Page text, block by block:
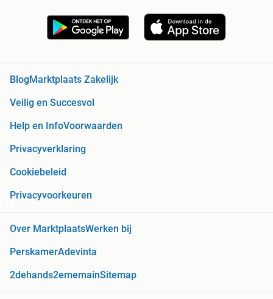
Blog Marktplaats Zakelijk
Veilig en Succesvol
Help en InfoVoorwaarden
Privacyverklaring
Cookiebeleid
Privacyvoorkeuren
Over MarktplaatsWerken bij
PerskamerAdevinta
2dehands2ememainSitemap